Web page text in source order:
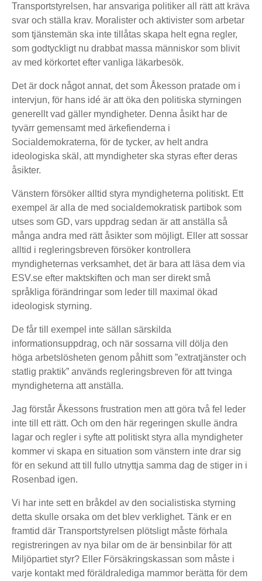
Transportstyrelsen, har ansvariga politiker all rätt att kräva
svar och ställa krav. Moralister och aktivister som arbetar
som tjänstemän ska inte tillåtas skapa helt egna regler,
som godtyckligt nu drabbat massa människor som blivit
av med körkortet efter vanliga läkarbesök.
Det är dock något annat, det som Åkesson pratade om i
intervjun, för hans idé är att öka den politiska styrningen
generellt vad gäller myndigheter. Denna åsikt har de
tyvärr gemensamt med ärkefienderna i
Socialdemokraterna, för de tycker, av helt andra
ideologiska skäl, att myndigheter ska styras efter deras
åsikter.
Vänstern försöker alltid styra myndigheterna politiskt. Ett
exempel är alla de med socialdemokratisk partibok som
utses som GD, vars uppdrag sedan är att anställa så
många andra med rätt åsikter som möjligt. Eller att sossar
alltid i regleringsbreven försöker kontrollera
myndigheternas verksamhet, det är bara att läsa dem via
ESV.se efter maktskiften och man ser direkt små
språkliga förändringar som leder till maximal ökad
ideologisk styrning.
De får till exempel inte sällan särskilda
informationsuppdrag, och när sossarna vill dölja den
höga arbetslösheten genom påhitt som ”extratjänster och
statlig praktik” används regleringsbreven för att tvinga
myndigheterna att anställa.
Jag förstår Åkessons frustration men att göra två fel leder
inte till ett rätt. Och om den här regeringen skulle ändra
lagar och regler i syfte att politiskt styra alla myndigheter
kommer vi skapa en situation som vänstern inte drar sig
för en sekund att till fullo utnyttja samma dag de stiger in i
Rosenbad igen.
Vi har inte sett en bråkdel av den socialistiska styrning
detta skulle orsaka om det blev verklighet. Tänk er en
framtid där Transportstyrelsen plötsligt måste förhala
registreringen av nya bilar om de är bensinbilar för att
Miljöpartiet styr? Eller Försäkringskassan som måste i
varje kontakt med föräldralediga mammor berätta för dem